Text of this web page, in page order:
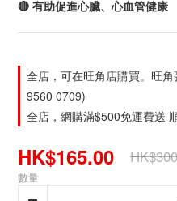
🔴 有助促進心臟、心血管健康
全店，可在旺角店購買。旺
9560 0709)
全店，網購滿$500免運費送
HK$165.00
數量